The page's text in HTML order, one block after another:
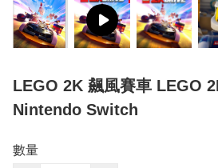
LEGO 2K 飆風賽車 LEGO
Nintendo Switch
數量